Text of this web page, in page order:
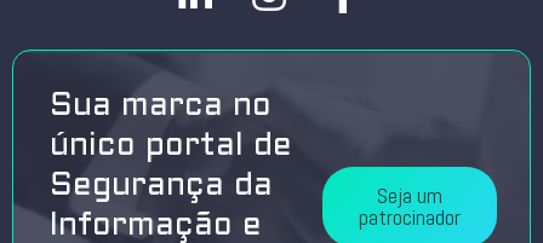
Sua marca no
único portal de
Segurança da
Informação e
Seja um
patrocinador